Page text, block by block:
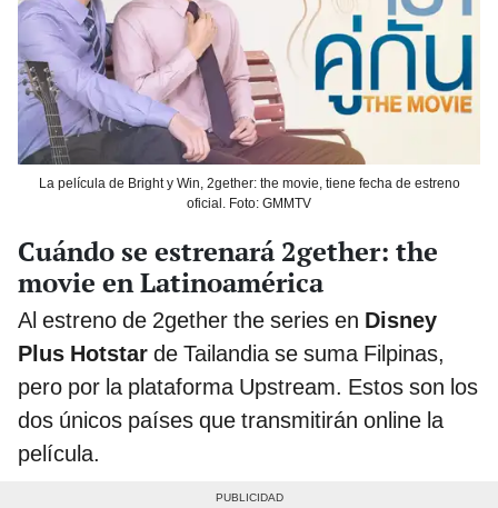
La película de Bright y Win, 2gether: the movie, tiene fecha de estreno
oficial. Foto: GMMTV
Cuándo se estrenará 2gether: the
movie en Latinoamérica
Al estreno de 2gether the series en Disney
Plus Hotstar de Tailandia se suma Filpinas,
pero por la plataforma Upstream. Estos son los
dos únicos países que transmitirán online la
película.